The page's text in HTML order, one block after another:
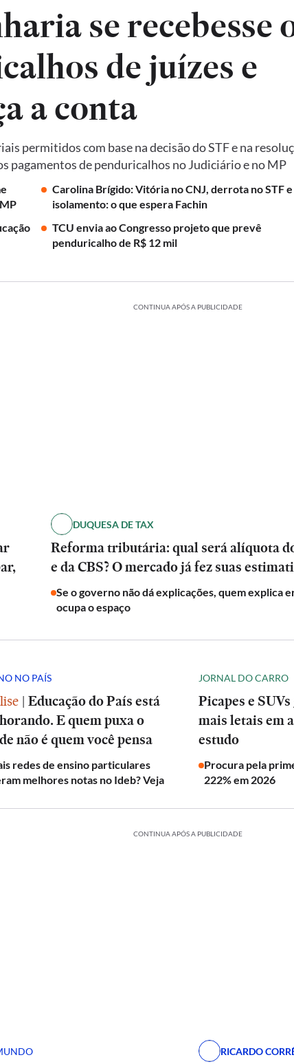
se recebesse
de juízes e
a conta
permitidos com base na decisão do STF e na
pagamentos de penduricalhos no Judiciário e no MP
Carolina Brígido: Vitória no CNJ, derrota no STF e
isolamento: o que espera Fachin
TCU envia ao Congresso projeto que prevê
penduricalho de R$ 12 mil
CONTINUA APÓS A PUBLICIDADE
DUQUESA DE TAX
Reforma tributária: qual será alíquota
e da CBS? O mercado já fez suas
Se o governo não dá explicações, quem explica
ocupa o espaço
NO PAÍS
| Educação do País está
E quem puxa o
não é quem você pensa
redes de ensino particulares
melhores notas no Ideb? Veja
JORNAL DO CARRO
Picapes e
mais letais em
estudo
Procura pela
222% em 2026
CONTINUA APÓS A PUBLICIDADE
RICARDO